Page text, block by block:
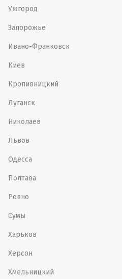
Ужгород
Запорожье
Ивано-Франковск
Киев
Кропивницкий
Луганск
Николаев
Львов
Одесса
Полтава
Ровно
Сумы
Харьков
Херсон
Хмельницкий